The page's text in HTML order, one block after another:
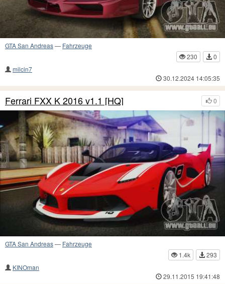
GTA San Andreas— Fahrzeuge
230
0
milcin7
30.12.2024 14:05:35
0
Ferrari FXX K 2016 v1.1 [HQ]
GTA San Andreas— Fahrzeuge
1.4k
293
KINOman
29.11.2015 19:41:48